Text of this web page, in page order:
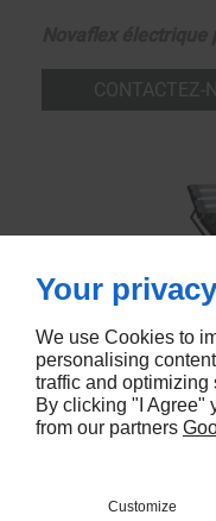
CONTACTEZ-
Your
We use Cookies to
personalising
traffic and
By clicking "I Agree"
from our partners
Customize